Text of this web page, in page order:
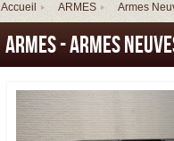
Accueil ARMES Armes
ARMES - Armes